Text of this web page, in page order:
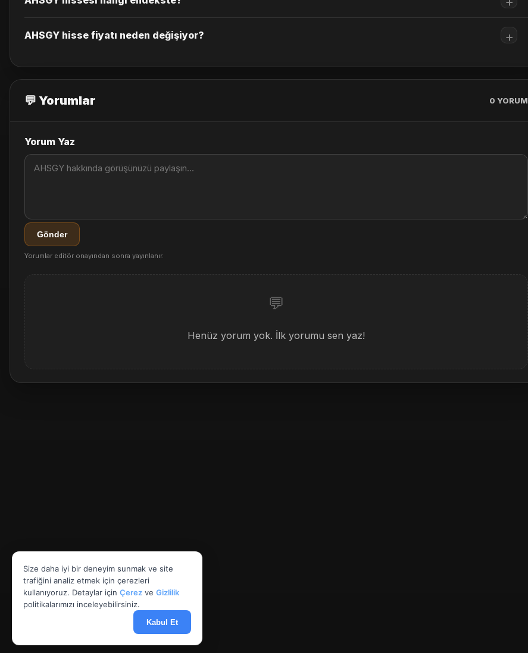
AHSGY hisse fiyatı neden değişiyor?
💬 Yorumlar 0 YORUM
Yorum Yaz
Gönder
Yorumlar editör onayından sonra yayınlanır.
💬
Henüz yorum yok. İlk yorumu sen yaz!
Size daha iyi bir deneyim sunmak ve site
trafiğini analiz etmek için çerezleri
kullanıyoruz. Detaylar için Çerez ve Gizlilik
politikalarımızı inceleyebilirsiniz.
Kabul Et